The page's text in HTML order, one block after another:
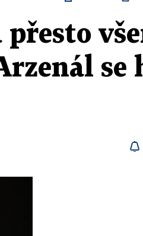
se